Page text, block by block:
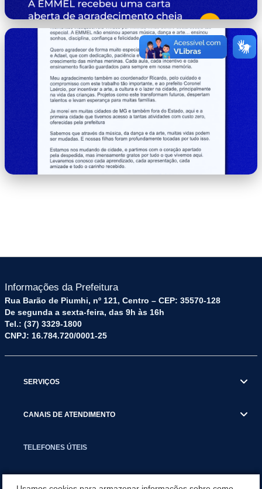
capa.png
Informações da Prefeitura
Rua Barão de Piumhi, nº 121, Centro – CEP: 35570-128
De segunda a sexta-feira, das 9h às 16h
Tel.: (37) 3329-1800
CNPJ: 16.784.720/0001-25
SERVIÇOS
CANAIS DE ATENDIMENTO
TELEFONES ÚTEIS